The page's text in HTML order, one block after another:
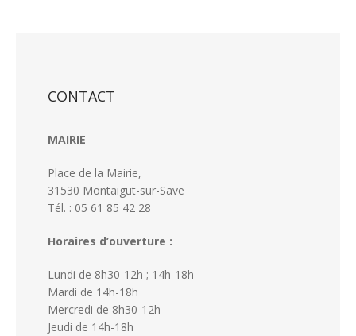
CONTACT
MAIRIE
Place de la Mairie,
31530 Montaigut-sur-Save
Tél. : 05 61 85 42 28
Horaires d’ouverture :
Lundi de 8h30-12h ; 14h-18h
Mardi de 14h-18h
Mercredi de 8h30-12h
Jeudi de 14h-18h